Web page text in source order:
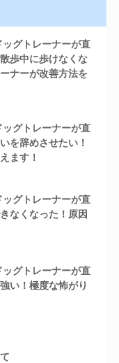
ッグトレーナーが直
歩中に歩けなくな
ナーが改善方法を
ッグトレーナーが直
を辞めさせたい！
ます！
ッグトレーナーが直
なくなった！原因
ッグトレーナーが直
い！極度な怖がり